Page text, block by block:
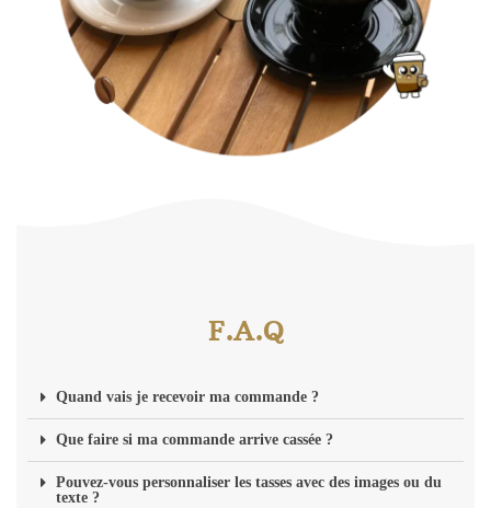
F.A.Q
Quand vais je recevoir ma commande ?
Que faire si ma commande arrive cassée ?
Pouvez-vous personnaliser les tasses avec des images ou du
texte ?